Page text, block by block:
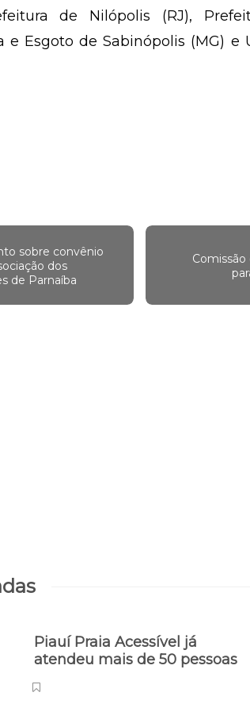
de Nilópolis (RJ),
Esgoto de Sabinópolis (MG) e
sobre convênio
dos
de Parnaíba
Piauí Praia Acessível já
atendeu mais de 50 pessoas